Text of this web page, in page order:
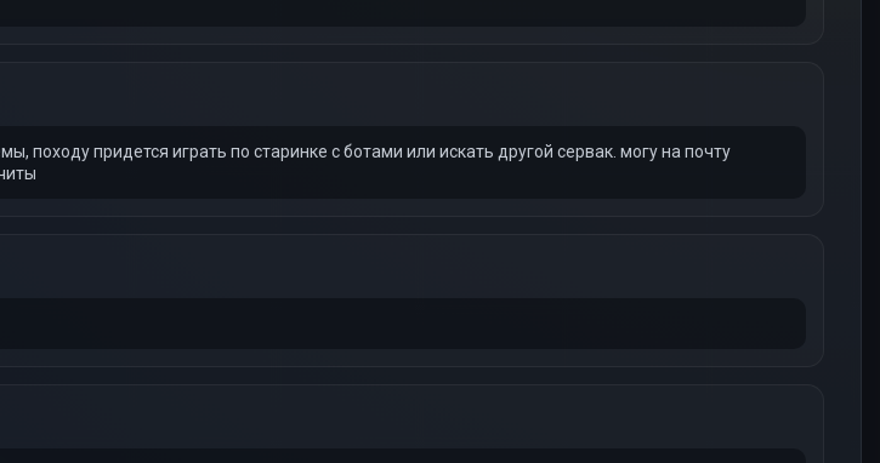
походу придется играть по старинке с ботами или искать другой сервак. могу на почту